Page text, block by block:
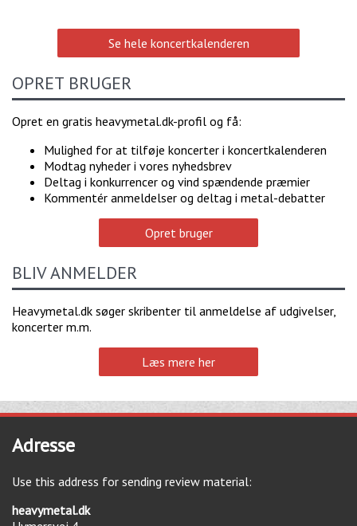
Se hele koncertkalenderen
OPRET BRUGER
Opret en gratis heavymetal.dk-profil og få:
Mulighed for at tilføje koncerter i koncertkalenderen
Modtag nyheder i vores nyhedsbrev
Deltag i konkurrencer og vind spændende præmier
Kommentér anmeldelser og deltag i metal-debatter
Opret bruger
BLIV ANMELDER
Heavymetal.dk søger skribenter til anmeldelse af udgivelser,
koncerter m.m.
Læs mere her
Adresse
Use this address for sending review material:
heavymetal.dk